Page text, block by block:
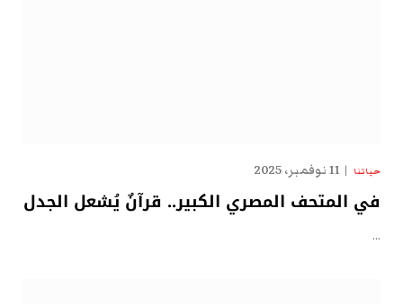
حياتنا 11 نوفمبر، 2025
في المتحف المصري الكبير.. قرآنٌ يُشعل الجدل
…